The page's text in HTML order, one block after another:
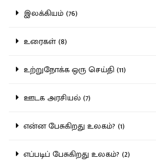
இலக்கியம் (76)
உரைகள் (8)
உற்றுநோக்க ஒரு செய்தி (11)
ஊடக அரசியல் (7)
என்ன பேசுகிறது உலகம்? (1)
எப்படிப் பேசுகிறது உலகம்? (2)